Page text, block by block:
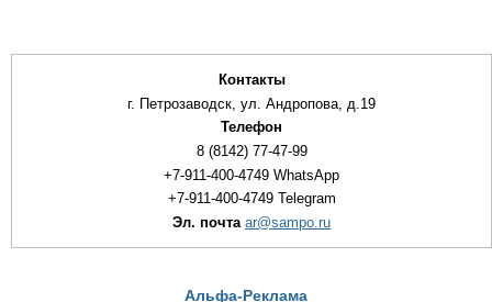
Контакты
г. Петрозаводск, ул. Андропова, д.19
Телефон
8 (8142) 77-47-99
+7-911-400-4749 WhatsApp
+7-911-400-4749 Telegram
Эл. почта ar@sampo.ru
Альфа-Реклама